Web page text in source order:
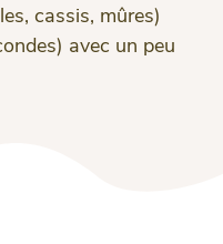
cassis, mûres)
avec un peu